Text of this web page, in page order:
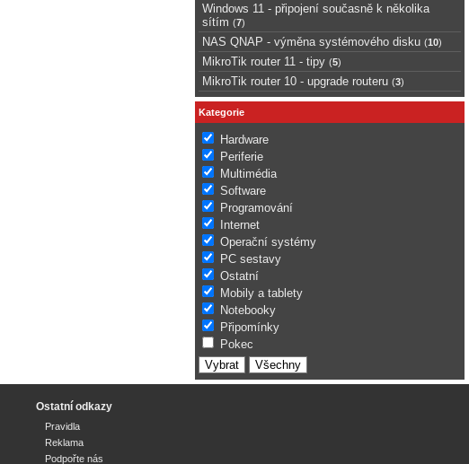
Windows 11 - připojení současně k několika
sítím (7)
NAS QNAP - výměna systémového disku (10)
MikroTik router 11 - tipy (5)
MikroTik router 10 - upgrade routeru (3)
Kategorie
Hardware
Periferie
Multimédia
Software
Programování
Internet
Operační systémy
PC sestavy
Ostatní
Mobily a tablety
Notebooky
Připomínky
Pokec
Ostatní odkazy
Pravidla
Reklama
Podpořte nás